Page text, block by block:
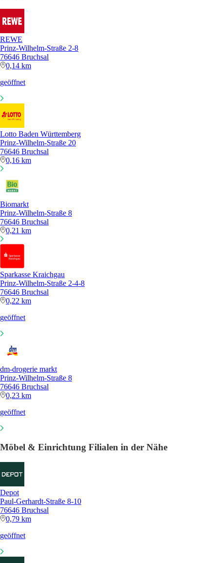
REWE
Prinz-Wilhelm-Straße 2-8
76646 Bruchsal
0,14 km
geöffnet
Lotto Baden Württemberg
Prinz-Wilhelm-Straße 20
76646 Bruchsal
0,16 km
Biomarkt
Prinz-Wilhelm-Straße 8
76646 Bruchsal
0,21 km
Sparkasse Kraichgau
Prinz-Wilhelm-Straße 2-4-8
76646 Bruchsal
0,22 km
geöffnet
dm-drogerie markt
Prinz-Wilhelm-Straße 8
76646 Bruchsal
0,23 km
geöffnet
Möbel & Einrichtung Filialen in der Nähe
Depot
Paul-Gerhardt-Straße 8-10
76646 Bruchsal
0,79 km
geöffnet